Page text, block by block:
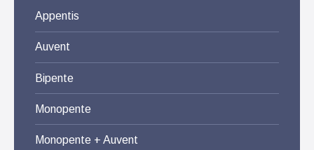
Appentis
Auvent
Bipente
Monopente
Monopente + Auvent